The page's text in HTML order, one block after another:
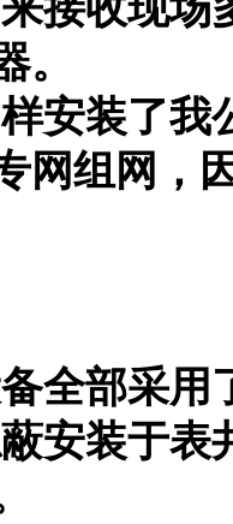
。
装了我
网组网，
部采用
安装于